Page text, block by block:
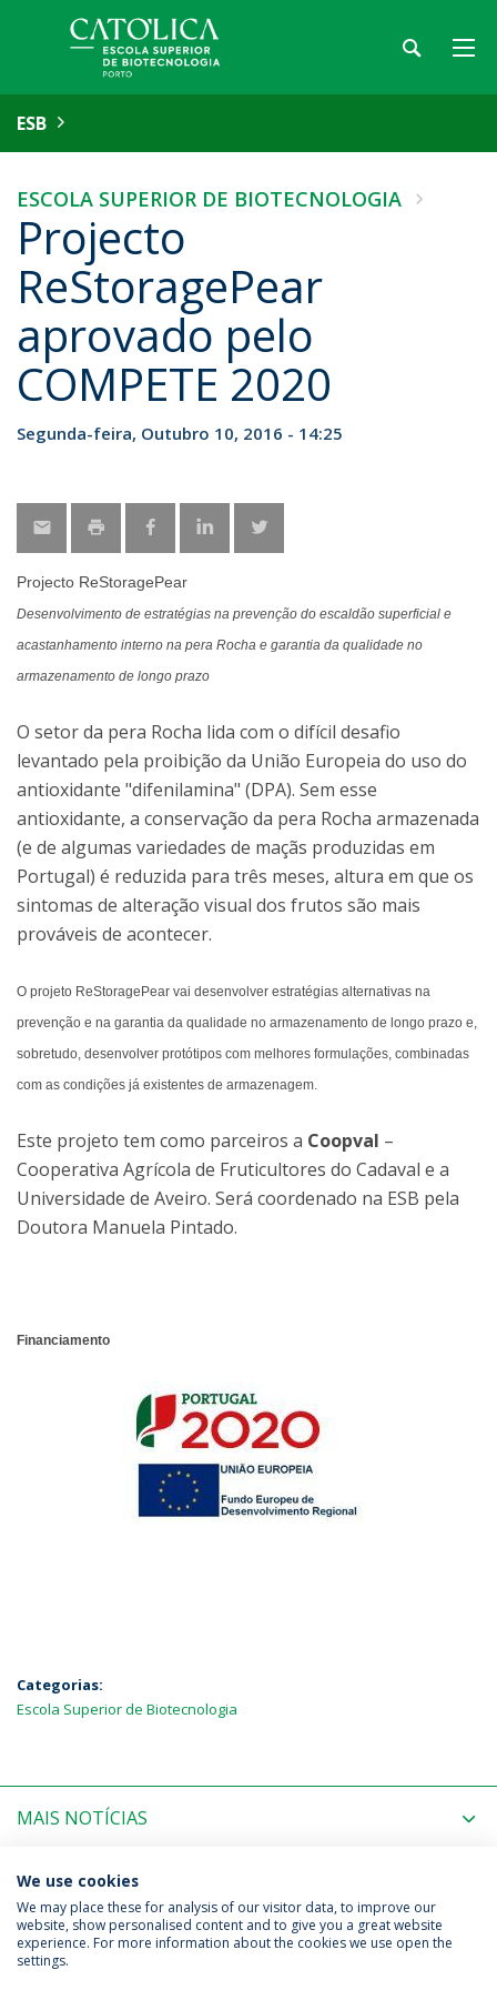
ESB
ESCOLA SUPERIOR DE BIOTECNOLOGIA
Projecto
ReStoragePear
aprovado pelo
COMPETE 2020
Segunda-feira, Outubro 10, 2016 - 14:25
Projecto ReStoragePear
Desenvolvimento de estratégias na prevenção do escaldão superficial e
acastanhamento interno na pera Rocha e garantia da qualidade no
armazenamento de longo prazo
O setor da pera Rocha lida com o difícil desafio
levantado pela proibição da União Europeia do uso do
antioxidante "difenilamina" (DPA). Sem esse
antioxidante, a conservação da pera Rocha armazenada
(e de algumas variedades de maçãs produzidas em
Portugal) é reduzida para três meses, altura em que os
sintomas de alteração visual dos frutos são mais
prováveis de acontecer.
O projeto ReStoragePear vai desenvolver estratégias alternativas na
prevenção e na garantia da qualidade no armazenamento de longo prazo e,
sobretudo, desenvolver protótipos com melhores formulações, combinadas
com as condições já existentes de armazenagem.
Este projeto tem como parceiros a Coopval –
Cooperativa Agrícola de Fruticultores do Cadaval e a
Universidade de Aveiro. Será coordenado na ESB pela
Doutora Manuela Pintado.
Financiamento
Categorias:
Escola Superior de Biotecnologia
MAIS NOTÍCIAS
PRÓXIMOS EVENTOS
Política de Privacidade
Termos & Condições
We use cookies
We may place these for analysis of our visitor data, to improve our
website, show personalised content and to give you a great website
experience. For more information about the cookies we use open the
settings.